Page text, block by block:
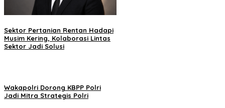
Sektor Pertanian Rentan Hadapi
Musim Kering, Kolaborasi Lintas
Sektor Jadi Solusi
Wakapolri Dorong KBPP Polri
Jadi Mitra Strategis Polri